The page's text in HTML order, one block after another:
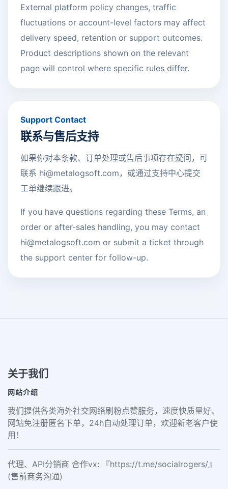
External platform policy changes, traffic
fluctuations or account-level factors may affect
delivery speed, retention or support outcomes.
Product descriptions shown on the relevant
page will control where specific rules differ.
Support Contact
联系与售后支持
如果你对本条款、订单处理或售后事项存在疑问，可
联系 hi@metalogsoft.com ，或通过支持中心提交
工单继续跟进。
If you have questions regarding these Terms, an
order or after-sales handling, you may contact
hi@metalogsoft.com or submit a ticket through
the support center for follow-up.
关于我们
网站介绍
我们提供各类海外社交网络刷粉点赞服务，速度快质量好、
网站免注册匿名下单，24h自动处理订单，欢迎新老客户使
用！
代理、API分销商 合作vx: 『https://t.me/socialrogers/』
(售前商务沟通)